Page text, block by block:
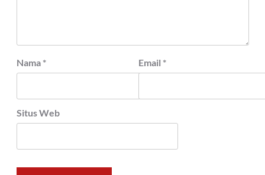
Nama * Email *
Situs Web